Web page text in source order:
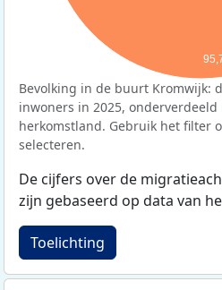
Bevolking in de buurt Kromwijk:
inwoners in 2025,
herkomstland. Gebruik het filter
selecteren.
De cijfers over de
zijn gebaseerd op data van
Toelichting